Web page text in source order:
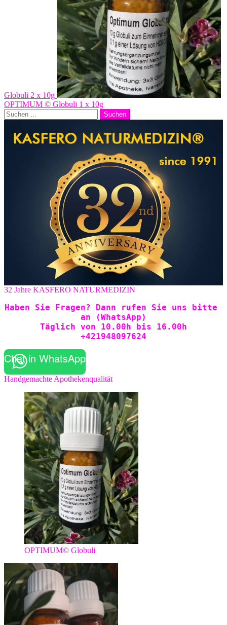
Globuli 2 x 10g
OPTIMUM © Globuli 1 x 10g
Suchen
nach:
32 Jahre KASFERO NATURMEDIZIN
Haben Sie Fragen? Dann rufen Sie uns bitte
an (WhatsApp)
Täglich von 10.00h bis 16.00h
+421948097624
Chat in WhatsApp
Handgemachte Apothekenqualität
OPTIMUM© Globuli